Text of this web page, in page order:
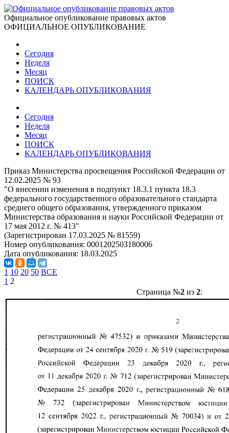
Официальное опубликование правовых актов
ОФИЦИАЛЬНОЕ ОПУБЛИКОВАНИЕ
Сегодня
Неделя
Месяц
ПОИСК
КАЛЕНДАРЬ ОПУБЛИКОВАНИЯ
Сегодня
Неделя
Месяц
ПОИСК
КАЛЕНДАРЬ ОПУБЛИКОВАНИЯ
Приказ Министерства просвещения Российской Федерации от
12.02.2025 № 93
"О внесении изменения в подпункт 18.3.1 пункта 18.3
федерального государственного образовательного стандарта
среднего общего образования, утвержденного приказом
Министерства образования и науки Российской Федерации от
17 мая 2012 г. № 413"
(Зарегистрирован 17.03.2025 № 81559)
Номер опубликования: 0001202503180006
Дата опубликования: 18.03.2025
1 10 20 50 ВСЕ
1 2
Страница №2из 2: